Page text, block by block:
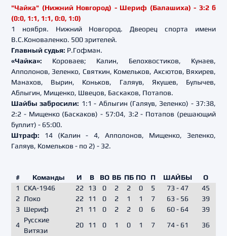
"Чайка" (Нижний Новгород) - Шериф (Балашиха) - 3:2 б
(0:0, 1:1, 1:1, 0:0, 1:0)
1 ноября. Нижний Новгород. Двеорец спорта имени
В.С.Коноваленко. 500 зрителей.
Главный судья: Р.Гофман.
«Чайка»: Короваев; Калин, Белохвостиков, Кунаев,
Апполонов, Зеленко, Святкин, Комельков, Аксютов, Вяхирев,
Манахов, Вырин, Коньков, Галяув, Якушев, Булычев,
Аблыгин, Мищенко, Швецов, Баскаков, Потапов.
Шайбы забросили: 1:1 - Аблыгин (Галяув, Зеленко) - 37:38,
2:2 - Мищенко (Баскаков) - 57:04, 3:2 - Потапов (решающий
буллит) - 65:00.
Штраф: 14 (Калин - 4, Апполонов, Мищенко, Зеленко,
Галяув, Комельков - по 2) - 32.
# Команды И В ВО ВБ ПБ ПО П ШАЙБЫ
О
1
СКА-1946 22 13 0 2 2 0 5 73 - 47
45
2 Локо 22 11 0 2 1 1 7 63 - 56
39
3
Шериф 21 11 0 2 2 0 6 60 - 64
39
4
Русские
Витязи
20 11 0 1 0 1 7 74 - 61 36